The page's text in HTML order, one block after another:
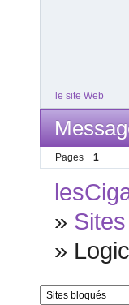
le site Web
Pages 1
»
»